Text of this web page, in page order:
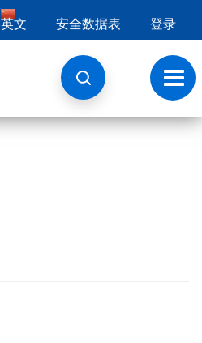
英文 安全数据表 登录
切
换
导
航